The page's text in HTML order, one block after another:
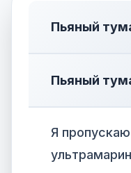
Пьяный
Пьяный
Я
ультрамарин,